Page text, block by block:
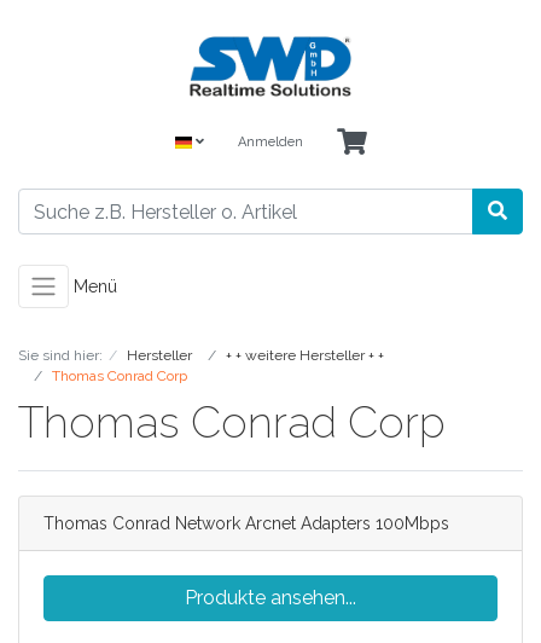
Anmelden
Menü
Sie sind hier: Hersteller
+ + weitere Hersteller + +
Thomas Conrad Corp
Thomas Conrad Corp
Thomas Conrad Network Arcnet Adapters 100Mbps
Produkte ansehen...